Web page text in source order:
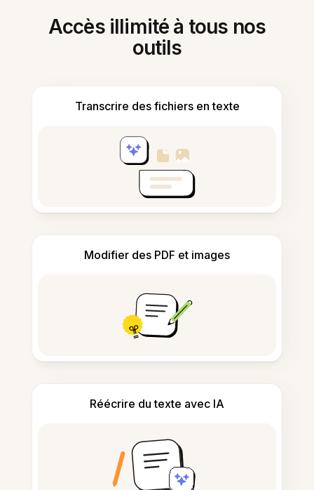
Accès illimité à tous nos
outils
Transcrire des fichiers en texte
Modifier des PDF et images
Réécrire du texte avec IA